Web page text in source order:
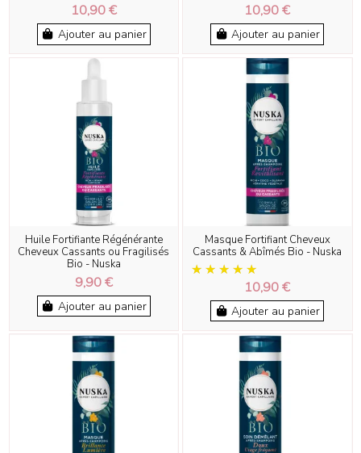
10,90 €
Ajouter au panier
10,90 €
Ajouter au panier
Huile Fortifiante Régénérante
Cheveux Cassants ou Fragilisés
Bio - Nuska
9,90 €
Ajouter au panier
Masque Fortifiant Cheveux
Cassants & Abîmés Bio - Nuska
10,90 €
Ajouter au panier